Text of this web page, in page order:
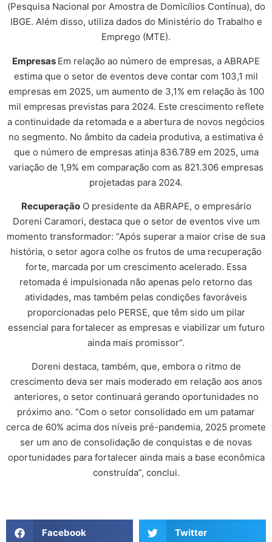
(Pesquisa Nacional por Amostra de Domicílios Contínua), do
IBGE. Além disso, utiliza dados do Ministério do Trabalho e
Emprego (MTE).
Empresas Em relação ao número de empresas, a ABRAPE
estima que o setor de eventos deve contar com 103,1 mil
empresas em 2025, um aumento de 3,1% em relação às 100
mil empresas previstas para 2024. Este crescimento reflete
a continuidade da retomada e a abertura de novos negócios
no segmento. No âmbito da cadeia produtiva, a estimativa é
que o número de empresas atinja 836.789 em 2025, uma
variação de 1,9% em comparação com as 821.306 empresas
projetadas para 2024.
RecuperaçãoO presidente da ABRAPE, o empresário
Doreni Caramori, destaca que o setor de eventos vive um
momento transformador: “Após superar a maior crise de sua
história, o setor agora colhe os frutos de uma recuperação
forte, marcada por um crescimento acelerado. Essa
retomada é impulsionada não apenas pelo retorno das
atividades, mas também pelas condições favoráveis
proporcionadas pelo PERSE, que têm sido um pilar
essencial para fortalecer as empresas e viabilizar um futuro
ainda mais promissor”.
Doreni destaca, também, que, embora o ritmo de
crescimento deva ser mais moderado em relação aos anos
anteriores, o setor continuará gerando oportunidades no
próximo ano. “Com o setor consolidado em um patamar
cerca de 60% acima dos níveis pré-pandemia, 2025 promete
ser um ano de consolidação de conquistas e de novas
oportunidades para fortalecer ainda mais a base econômica
construída”, conclui.
Facebook Twitter